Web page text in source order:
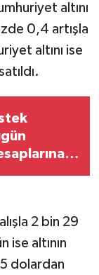
altını
0,4 artışla
altını ise
2 bin 29
ise altının
dolardan